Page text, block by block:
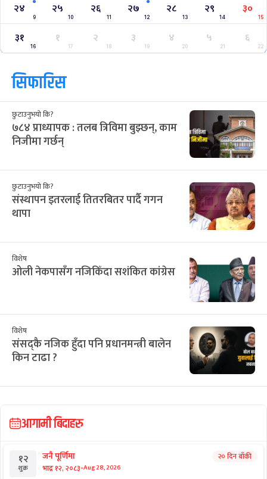
२४
9
२५
10
२६
11
२७
12
२८
13
२९
14
३०
15
३१
16
१
17
२
18
३
19
४
20
५
21
६
22
सिफारिस
छुटाउनुभयो कि?
७८४ प्राध्यापक : तलब त्रिविमा बुझ्छन्, काम
निजीमा गर्छन्
छुटाउनुभयो कि?
संस्थापन इतरलाई तितरबितर पार्दै गगन
थापा
विशेष
ओली नेकपासँग नजिकिँदा सशंकित कांग्रेस
विशेष
संसद्कै नजिक हुँदा पनि प्रधानमन्त्री बालेन
किन टाढा ?
आगामी बिदाहरु
१२
शुक्र
जनै पूर्णिमा
भाद्र १२, २०८३-Aug 28, 2026
२० दिन बाँकी